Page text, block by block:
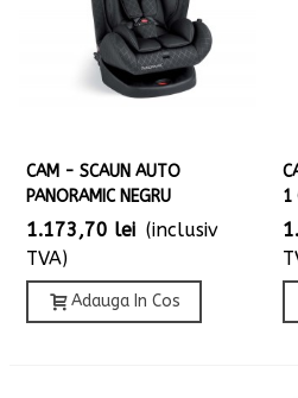
CAM - SCAUN AUTO
PANORAMIC NEGRU
1.173,70 lei (inclusiv
TVA)
Adauga In Cos
1